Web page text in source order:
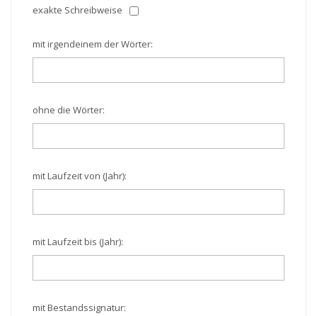
exakte Schreibweise
mit irgendeinem der Wörter:
ohne die Wörter:
mit Laufzeit von (Jahr):
mit Laufzeit bis (Jahr):
mit Bestandssignatur: